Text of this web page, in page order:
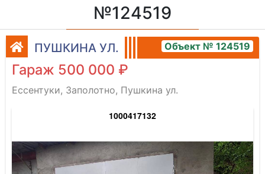
№124519
ПУШКИНА УЛ. Объект № 124519
Гараж 500 000 ₽
Ессентуки, Заполотно, Пушкина ул.
1000417132